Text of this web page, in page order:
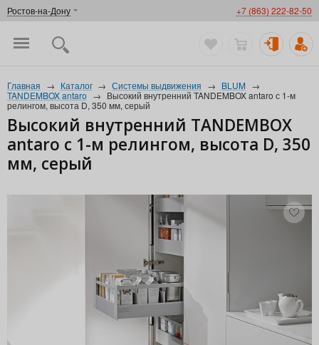
Ростов-на-Дону +7 (863) 222-82-50
Главная → Каталог → Системы выдвижения → BLUM →
TANDEMBOX antaro → Высокий внутренний TANDEMBOX antaro с 1-м
релингом, высота D, 350 мм, серый
Высокий внутренний TANDEMBOX
antaro с 1-м релингом, высота D, 350
мм, серый